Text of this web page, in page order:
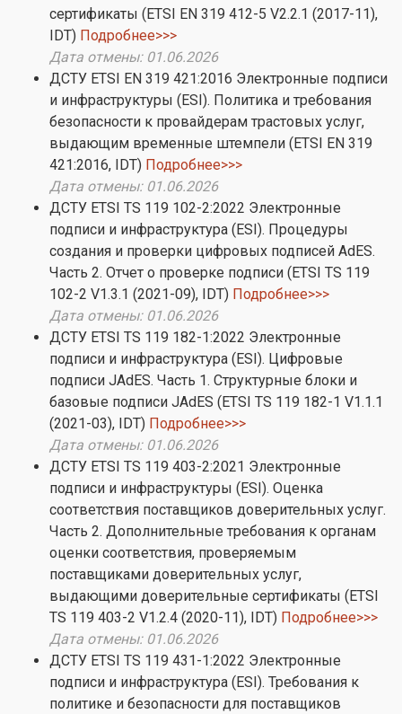
сертификаты (ETSI EN 319 412-5 V2.2.1 (2017-11),
IDT) Подробнее>>>
Дата отмены: 01.06.2026
ДСТУ ETSI EN 319 421:2016 Электронные подписи
и инфраструктуры (ESI). Политика и требования
безопасности к провайдерам трастовых услуг,
выдающим временные штемпели (ETSI EN 319
421:2016, IDT) Подробнее>>>
Дата отмены: 01.06.2026
ДСТУ ETSI TS 119 102-2:2022 Электронные
подписи и инфраструктура (ESI). Процедуры
создания и проверки цифровых подписей AdES.
Часть 2. Отчет о проверке подписи (ETSI TS 119
102-2 V1.3.1 (2021-09), IDT) Подробнее>>>
Дата отмены: 01.06.2026
ДСТУ ETSI TS 119 182-1:2022 Электронные
подписи и инфраструктура (ESI). Цифровые
подписи JAdES. Часть 1. Структурные блоки и
базовые подписи JAdES (ETSI TS 119 182-1 V1.1.1
(2021-03), IDT) Подробнее>>>
Дата отмены: 01.06.2026
ДСТУ ETSI TS 119 403-2:2021 Электронные
подписи и инфраструктуры (ESI). Оценка
соответствия поставщиков доверительных услуг.
Часть 2. Дополнительные требования к органам
оценки соответствия, проверяемым
поставщиками доверительных услуг,
выдающими доверительные сертификаты (ETSI
TS 119 403-2 V1.2.4 (2020-11), IDT) Подробнее>>>
Дата отмены: 01.06.2026
ДСТУ ETSI TS 119 431-1:2022 Электронные
подписи и инфраструктура (ESI). Требования к
политике и безопасности для поставщиков